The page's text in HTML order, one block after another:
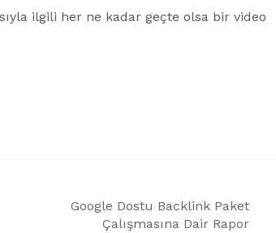
ilgili her ne kadar geçte olsa bir video
Google Dostu Backlink Paket
Çalışmasına Dair Rapor